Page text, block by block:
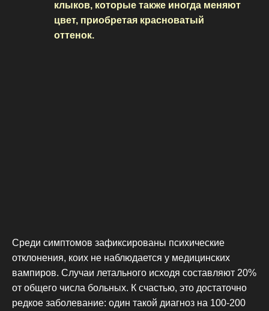
клыков, которые также иногда меняют
цвет, приобретая красноватый
оттенок.
Среди симптомов зафиксированы психические
отклонения, коих не наблюдается у медицинских
вампиров. Случаи летального исходя составляют 20%
от общего числа больных. К счастью, это достаточно
редкое заболевание: один такой диагноз на 100-200